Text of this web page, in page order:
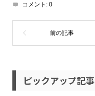
コメント: 0
ピックアップ記事